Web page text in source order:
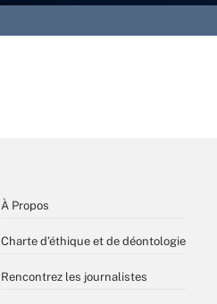
À Propos
Charte d’éthique et de déontologie
Rencontrez les journalistes